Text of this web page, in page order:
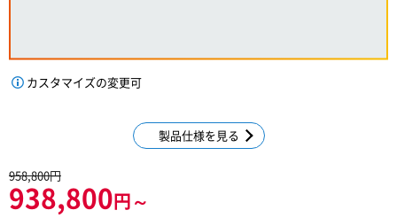
カスタマイズの変更可
製品仕様を見る
958,800円
938,800円～